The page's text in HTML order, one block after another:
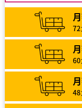
72
60
48